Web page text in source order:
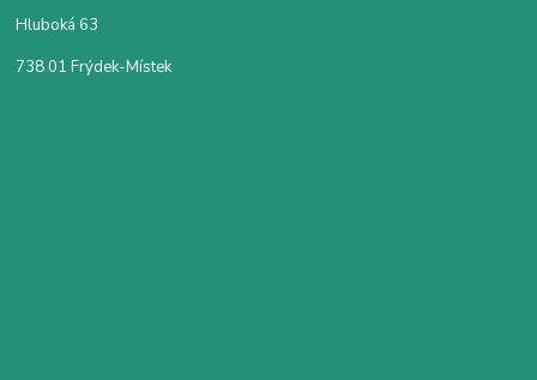
Hluboká 63
738 01 Frýdek-Místek